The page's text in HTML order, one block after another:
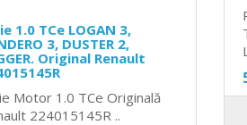
1.0 TCe LOGAN 3,
3, DUSTER 2,
Original Renault
Motor 1.0 TCe Originală
224015145R ..